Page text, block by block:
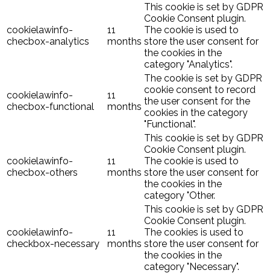
cookielawinfo-
checbox-analytics
11
months
This cookie is set by GDPR
Cookie Consent plugin.
The cookie is used to
store the user consent for
the cookies in the
category "Analytics".
cookielawinfo-
checbox-functional
11
months
The cookie is set by GDPR
cookie consent to record
the user consent for the
cookies in the category
"Functional".
cookielawinfo-
checbox-others
11
months
This cookie is set by GDPR
Cookie Consent plugin.
The cookie is used to
store the user consent for
the cookies in the
category "Other.
cookielawinfo-
checkbox-necessary
11
months
This cookie is set by GDPR
Cookie Consent plugin.
The cookies is used to
store the user consent for
the cookies in the
category "Necessary".